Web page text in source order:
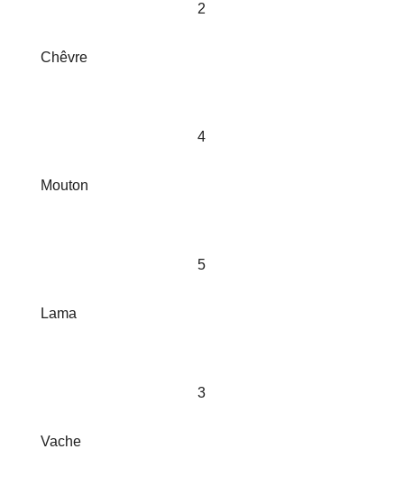
2
Chêvre
4
Mouton
5
Lama
3
Vache